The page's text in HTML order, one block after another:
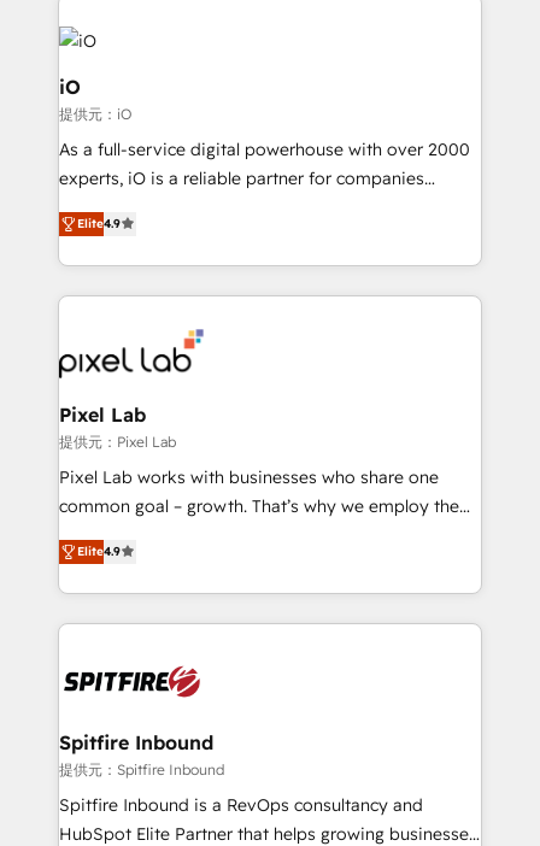
build a CRM architecture optimized to support your
business goals. Talk to us if you’re looking to: -
Connect marketing, sales and operations around one
reliable source of truth - Unlock the full value of your
CRM and marketing data, not just implement a
system - Accelerate impact with a partner who
iO
提供元：iO
As a full-service digital powerhouse with over 2000
experts, iO is a reliable partner for companies
looking to strengthen their position in the fields of
marketing, technology, content, strategy and
creation. iO combines in-depth knowledge on both
the marketing and technology end of HubSpot,
from end-to-end. Teams of marketing specialists,
developers, copywriters and designers work side by
side to meet the specific demands of every client
and project. Dedicated HubSpot teams combine all
skills for HubSpot projects from strategy to
implementation and training. Skilled in-house
complex API integrations with external platforms.
Working from several campuses across Belgium, The
such as Brussels Airport, Volvo, Farmaline, Agilitas,
Streamz and Michelin.
Elite4.9
Pixel Lab
提供元：Pixel Lab
Pixel Lab works with businesses who share one
common goal – growth. That’s why we employ the
latest innovations in disruptive technology in our
approach to web design, sales enablement and
inbound marketing that deliver month-on-month
growth for our client's businesses. These methods
exactly where your marketing budget is being used
and overall revenue to a level not feasible with
traditional methods. If you’re a frustrated marketing
manager or business owner sick of wasting budget
with generic agencies and their outdated methods,
Elite4.9
Spitfire Inbound
提供元：Spitfire Inbound
Spitfire Inbound is a RevOps consultancy and
HubSpot Elite Partner that helps growing businesses